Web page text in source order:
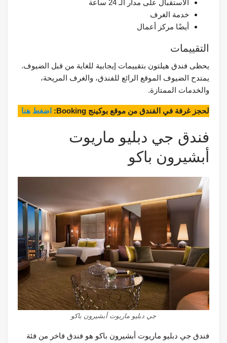
الاستقبال على مدار الـ 24 ساعة
خدمة الغرف
أيضًا مركز أعمال
التقييمات
يحظى فندق هيلتون بتقييمات إيجابية للغاية من قبل الضيوف.
يمتدح الضيوف الموقع الرائع للفندق، والغرف المريحة،
والخدمات الممتازة.
لحجز غرفة في الفندق من موقع بوكينج Booking: اضغط هنا
فندق جي دبليو ماريوت
أبشيرون باكو
جي دبليو ماريوت أبشيرون باكو
فندق جي دبليو ماريوت أبشيرون باكو هو فندق فاخر من فئة